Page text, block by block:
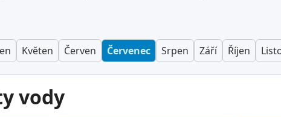
Květen Červen Červenec Srpen Září Říjen
vody